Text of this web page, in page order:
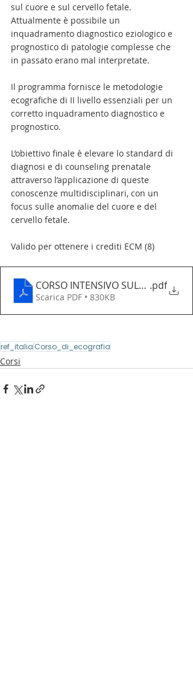
sul cuore e sul cervello fetale.
Attualmente è possibile un
inquadramento diagnostico eziologico e
prognostico di patologie complesse che
in passato erano mal interpretate.
Il programma fornisce le metodologie
ecografiche di II livello essenziali per un
corretto inquadramento diagnostico e
prognostico.
L’obiettivo finale è elevare lo standard di
diagnosi e di counseling prenatale
attraverso l’applicazione di queste
conoscenze multidisciplinari, con un
focus sulle anomalie del cuore e del
cervello fetale.
Valido per ottenere i crediti ECM (8)
CORSO INTENSIVO SULLE.pdf
Scarica PDF • 830KB
ref_italia Corso_di_ecografia
Corsi